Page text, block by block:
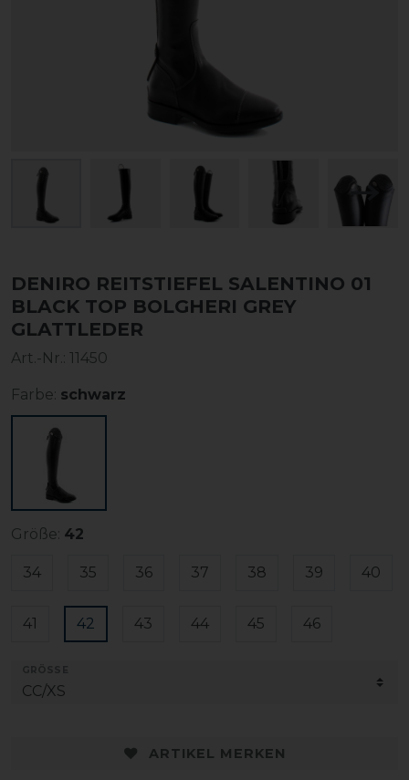
DENIRO REITSTIEFEL SALENTINO 01
BLACK TOP BOLGHERI GREY
GLATTLEDER
Art.-Nr.: 11450
Farbe: schwarz
Größe: 42
34 35 36 37 38 39 40
41 42 43 44 45 46
ARTIKEL MERKEN